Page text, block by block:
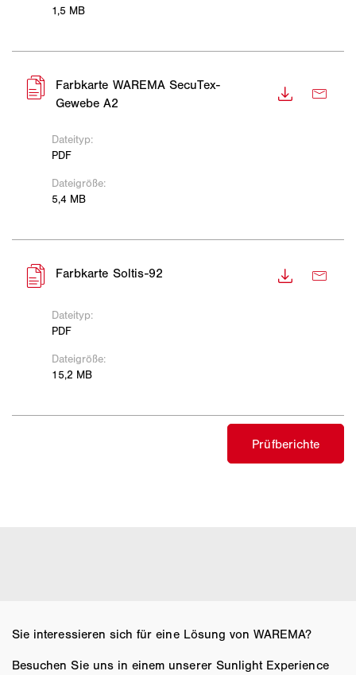
Sie interessieren sich für eine Lösung von WAREMA?
Besuchen Sie uns in einem unserer Sunlight Experience